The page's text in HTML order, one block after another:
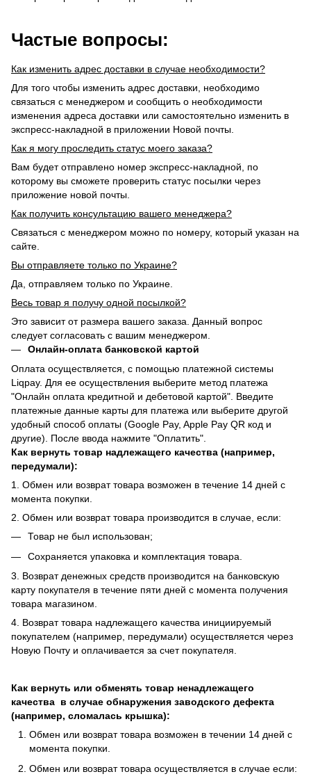
Частые вопросы:
Как изменить адрес доставки в случае необходимости?
Для того чтобы изменить адрес доставки, необходимо
связаться с менеджером и сообщить о необходимости
изменения адреса доставки или самостоятельно изменить в
экспресс-накладной в приложении Новой почты.
Как я могу проследить статус моего заказа?
Вам будет отправлено номер экспресс-накладной, по
которому вы сможете проверить статус посылки через
приложение новой почты.
Как получить консультацию вашего менеджера?
Связаться с менеджером можно по номеру, который указан на
сайте.
Вы отправляете только по Украине?
Да, отправляем только по Украине.
Весь товар я получу одной посылкой?
Это зависит от размера вашего заказа. Данный вопрос
следует согласовать с вашим менеджером.
Онлайн-оплата банковской картой
Оплата осуществляется, с помощью платежной системы
Liqpay. Для ее осуществления выберите метод платежа
"Онлайн оплата кредитной и дебетовой картой". Введите
платежные данные карты для платежа или выберите другой
удобный способ оплаты (Google Pay, Apple Pay QR код и
другие). После ввода нажмите "Оплатить".
Как вернуть товар надлежащего качества (например,
передумали):
1. Обмен или возврат товара возможен в течение 14 дней с
момента покупки.
2. Обмен или возврат товара производится в случае, если:
Товар не был использован;
Сохраняется упаковка и комплектация товара.
3. Возврат денежных средств производится на банковскую
карту покупателя в течение пяти дней с момента получения
товара магазином.
4. Возврат товара надлежащего качества инициируемый
покупателем (например, передумали) осуществляется через
Новую Почту и оплачивается за счет покупателя.
Как вернуть или обменять товар ненадлежащего
качества в случае обнаружения заводского дефекта
(например, сломалась крышка):
Обмен или возврат товара возможен в течении 14 дней с
момента покупки.
Обмен или возврат товара осуществляется в случае если: